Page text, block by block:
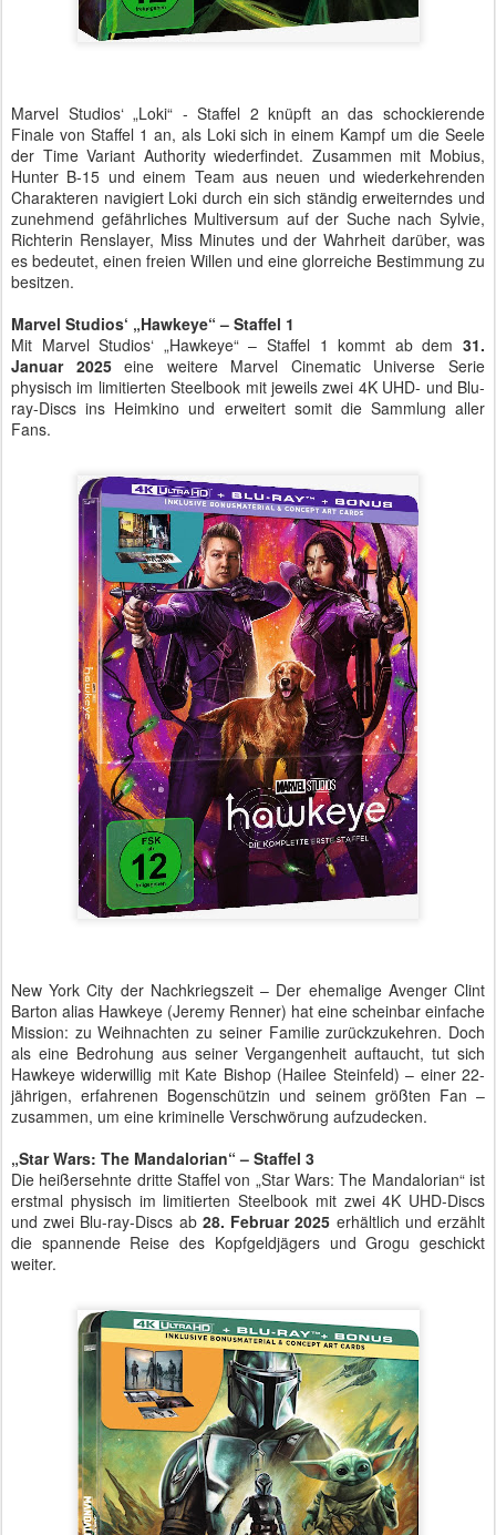
Marvel Studios‘ „Loki“ - Staffel 2 knüpft an das schockierende
Finale von Staffel 1 an, als Loki sich in einem Kampf um die Seele
der Time Variant Authority wiederfindet. Zusammen mit Mobius,
Hunter B-15 und einem Team aus neuen und wiederkehrenden
Charakteren navigiert Loki durch ein sich ständig erweiterndes und
zunehmend gefährliches Multiversum auf der Suche nach Sylvie,
Richterin Renslayer, Miss Minutes und der Wahrheit darüber, was
es bedeutet, einen freien Willen und eine glorreiche Bestimmung zu
besitzen.
Marvel Studios‘ „Hawkeye“ – Staffel 1
Mit Marvel Studios‘ „Hawkeye“ – Staffel 1 kommt ab dem 31.
Januar 2025eine weitere Marvel Cinematic Universe Serie
physisch im limitierten Steelbook mit jeweils zwei 4K UHD- und Blu-
ray-Discs ins Heimkino und erweitert somit die Sammlung aller
Fans.
New York City der Nachkriegszeit – Der ehemalige Avenger Clint
Barton alias Hawkeye (Jeremy Renner) hat eine scheinbar einfache
Mission: zu Weihnachten zu seiner Familie zurückzukehren. Doch
als eine Bedrohung aus seiner Vergangenheit auftaucht, tut sich
Hawkeye widerwillig mit Kate Bishop (Hailee Steinfeld) – einer 22-
jährigen, erfahrenen Bogenschützin und seinem größten Fan –
zusammen, um eine kriminelle Verschwörung aufzudecken.
„Star Wars: The Mandalorian“ – Staffel 3
Die heißersehnte dritte Staffel von „Star Wars: The Mandalorian“ ist
erstmal physisch im limitierten Steelbook mit zwei 4K UHD-Discs
und zwei Blu-ray-Discs ab 28. Februar 2025 erhältlich und erzählt
die spannende Reise des Kopfgeldjägers und Grogu geschickt
weiter.